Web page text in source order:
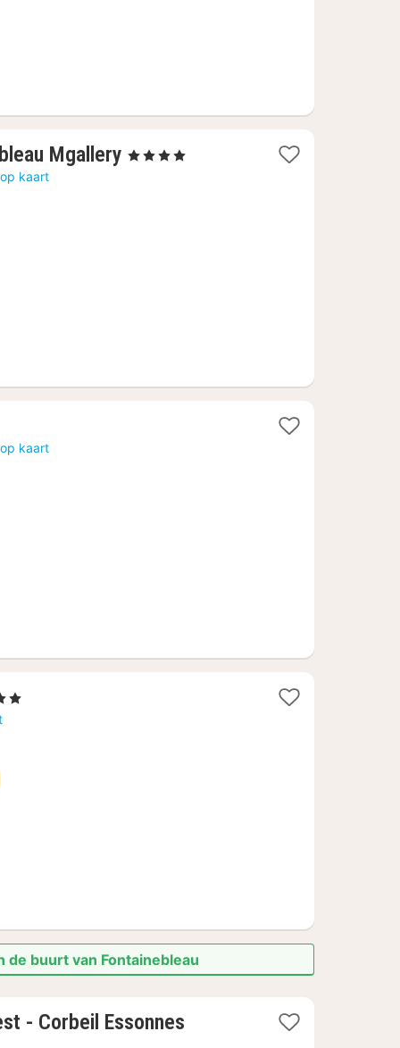
Mgallery 1
, 4 Sterren
kaart
kaart
buurt van Fontainebleau
- Corbeil Essonnes